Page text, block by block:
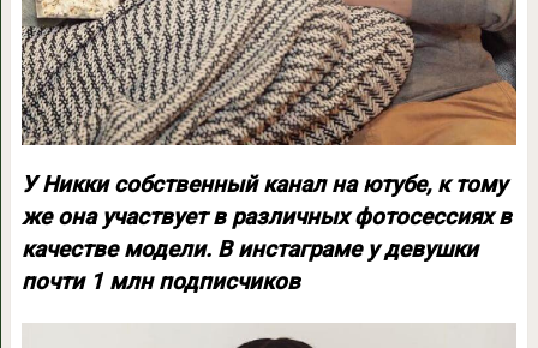
У Никки собственный канал на ютубе, к тому
же она участвует в различных фотосессиях в
качестве модели. В инстаграме у девушки
почти 1 млн подписчиков